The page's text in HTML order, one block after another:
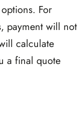
For
payment will not
calculate
a final quote